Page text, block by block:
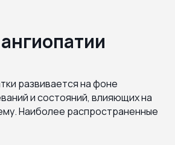
развивается на фоне
и состояний, влияющих на
Наиболее распространенные